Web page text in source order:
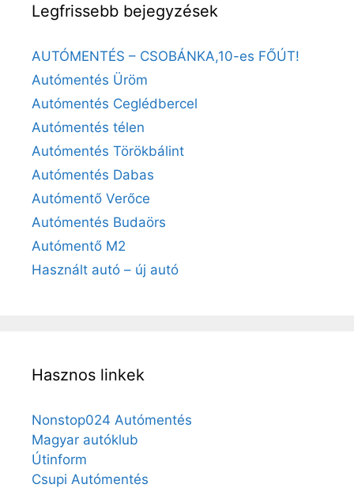
Legfrissebb bejegyzések
AUTÓMENTÉS – CSOBÁNKA,10-es FŐÚT!
Autómentés Üröm
Autómentés Ceglédbercel
Autómentés télen
Autómentés Törökbálint
Autómentés Dabas
Autómentő Verőce
Autómentés Budaörs
Autómentő M2
Használt autó – új autó
Hasznos linkek
Nonstop024 Autómentés
Magyar autóklub
Útinform
Csupi Autómentés